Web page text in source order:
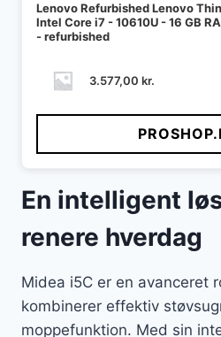
Lenovo Refurbished Lenovo
Intel Core i7 - 10610U - 16 GB
- refurbished
3.577,00 kr.
En intelligent
renere hverdag
Midea i5C er en avanceret
kombinerer effektiv
moppefunktion. Med sin